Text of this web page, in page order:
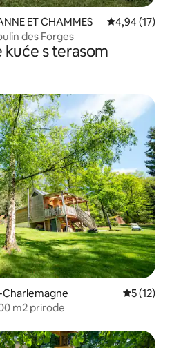
ET CHAMMES Prosječna
4,94 (17)
des Forges
s terasom
Charlemagne Prosječna
5 (12)
m2 prirode